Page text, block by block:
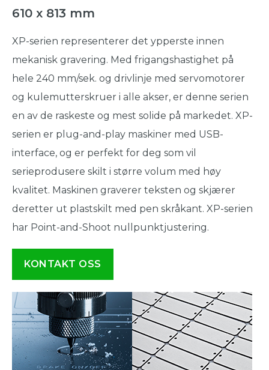
610 x 813 mm
XP-serien representerer det ypperste innen
mekanisk gravering. Med frigangshastighet på
hele 240 mm/sek. og drivlinje med servomotorer
og kulemutterskruer i alle akser, er denne serien
en av de raskeste og mest solide på markedet. XP-
serien er plug-and-play maskiner med USB-
interface, og er perfekt for deg som vil
serieprodusere skilt i større volum med høy
kvalitet. Maskinen graverer teksten og skjærer
deretter ut plastskilt med pen skråkant. XP-serien
har Point-and-Shoot nullpunktjustering.
KONTAKT OSS